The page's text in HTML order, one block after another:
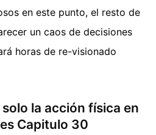
en este punto, el resto de
un caos de decisiones
horas de re-visionado
la acción física en
Capitulo 30